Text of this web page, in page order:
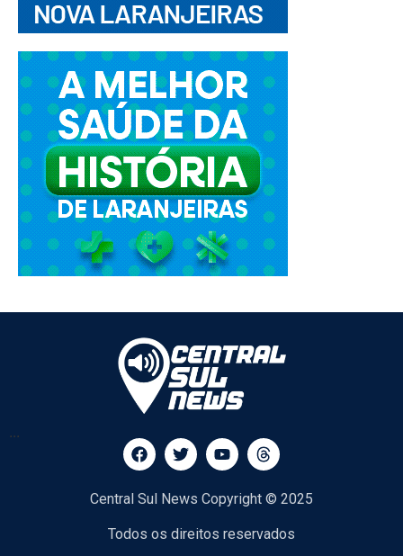
...
Central Sul News Copyright © 2025
Todos os direitos reservados